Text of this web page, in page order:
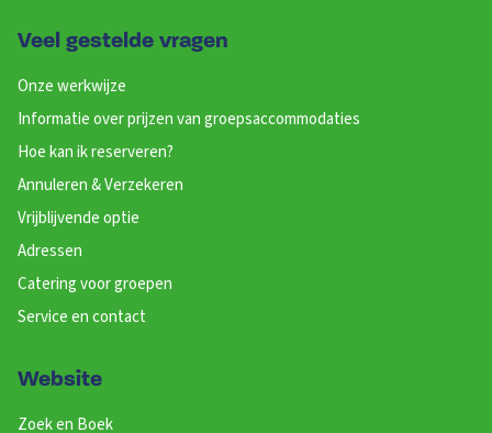
Veel gestelde vragen
Onze werkwijze
Informatie over prijzen van groepsaccommodaties
Hoe kan ik reserveren?
Annuleren & Verzekeren
Vrijblijvende optie
Adressen
Catering voor groepen
Service en contact
Website
Zoek en Boek